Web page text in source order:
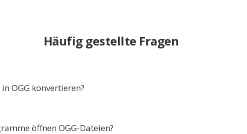
Häufig gestellte Fragen
OGG konvertieren?
öffnen OGG-Dateien?